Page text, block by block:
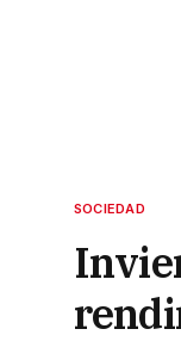
SOCIEDAD